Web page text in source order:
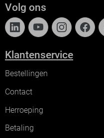
Volg ons
Klantenservice
Bestellingen
Contact
Herroeping
Betaling